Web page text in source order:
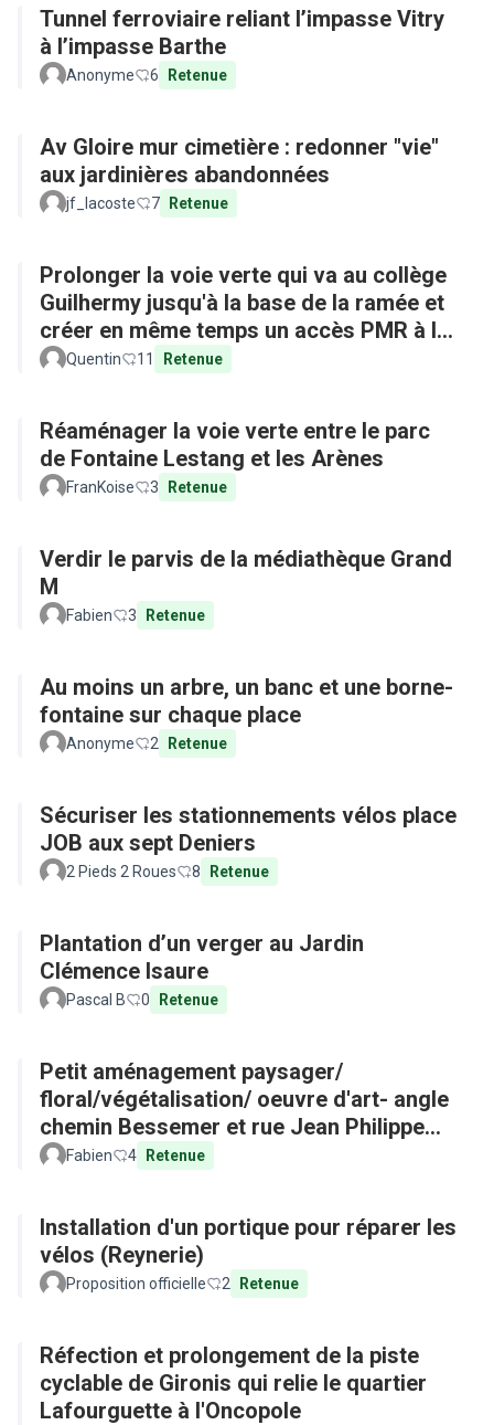
Tunnel ferroviaire reliant l’impasse Vitry
à l’impasse Barthe
Anonyme 6 Retenue
Av Gloire mur cimetière : redonner "vie"
aux jardinières abandonnées
jf_lacoste 7 Retenue
Prolonger la voie verte qui va au collège
Guilhermy jusqu'à la base de la ramée et
créer en même temps un accès PMR à la
base depuis l'arrêt de bus
Quentin 11 Retenue
Réaménager la voie verte entre le parc
de Fontaine Lestang et les Arènes
FranKoise 3 Retenue
Verdir le parvis de la médiathèque Grand
M
Fabien 3 Retenue
Au moins un arbre, un banc et une borne-
fontaine sur chaque place
Anonyme 2 Retenue
Sécuriser les stationnements vélos place
JOB aux sept Deniers
2 Pieds 2 Roues 8 Retenue
Plantation d’un verger au Jardin
Clémence Isaure
Pascal B 0 Retenue
Petit aménagement paysager/
floral/végétalisation/ oeuvre d'art- angle
chemin Bessemer et rue Jean Philippe
Rameau
Fabien 4 Retenue
Installation d'un portique pour réparer les
vélos (Reynerie)
Proposition officielle 2 Retenue
Réfection et prolongement de la piste
cyclable de Gironis qui relie le quartier
Lafourguette à l'Oncopole